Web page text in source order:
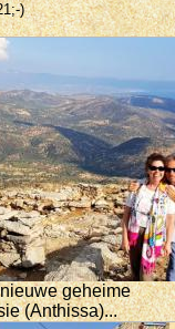
)
geheime
(Anthissa)...